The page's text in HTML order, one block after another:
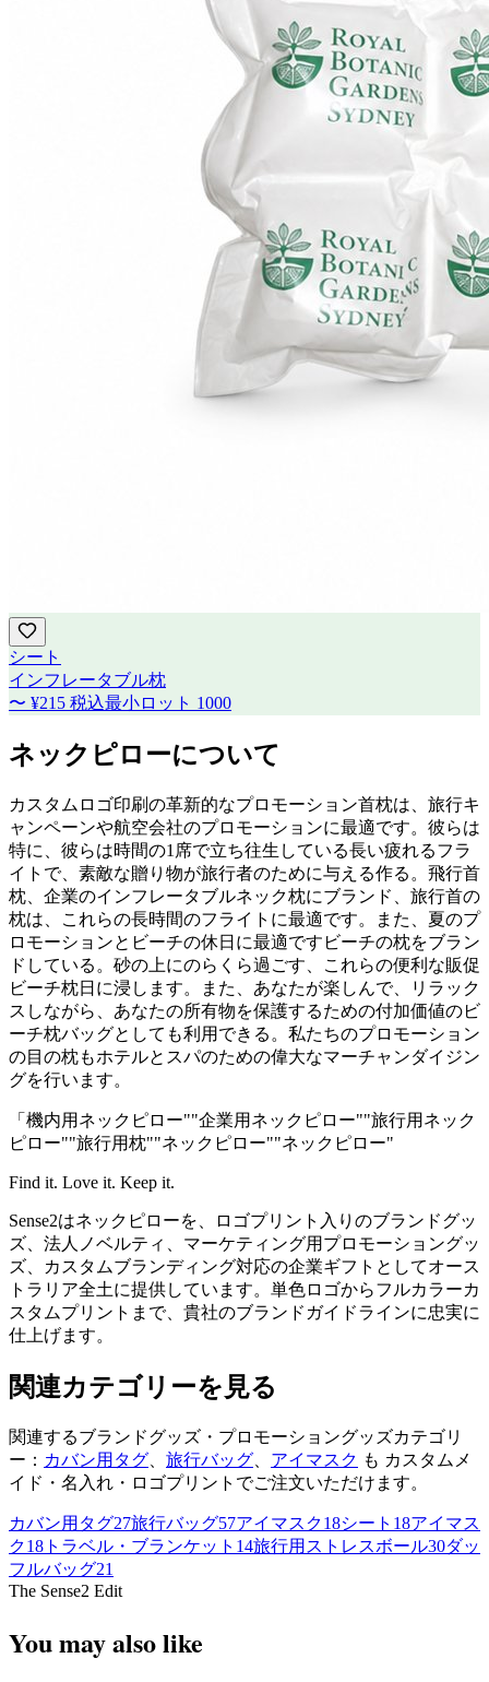
シート
インフレータブル枕
〜 ¥215 税込最小ロット 1000
ネックピローについて
カスタムロゴ印刷の革新的なプロモーション首枕は、旅行キ
ャンペーンや航空会社のプロモーションに最適です。彼らは
特に、彼らは時間の1席で立ち往生している長い疲れるフラ
イトで、素敵な贈り物が旅行者のために与える作る。飛行首
枕、企業のインフレータブルネック枕にブランド、旅行首の
枕は、これらの長時間のフライトに最適です。また、夏のプ
ロモーションとビーチの休日に最適ですビーチの枕をブラン
ドしている。砂の上にのらくら過ごす、これらの便利な販促
ビーチ枕日に浸します。また、あなたが楽しんで、リラック
スしながら、あなたの所有物を保護するための付加価値のビ
ーチ枕バッグとしても利用できる。私たちのプロモーション
の目の枕もホテルとスパのための偉大なマーチャンダイジン
グを行います。
「機内用ネックピロー""企業用ネックピロー""旅行用ネック
ピロー""旅行用枕""ネックピロー""ネックピロー"
Find it. Love it. Keep it.
Sense2はネックピローを、ロゴプリント入りのブランドグッ
ズ、法人ノベルティ、マーケティング用プロモーショングッ
ズ、カスタムブランディング対応の企業ギフトとしてオース
トラリア全土に提供しています。単色ロゴからフルカラーカ
スタムプリントまで、貴社のブランドガイドラインに忠実に
仕上げます。
関連カテゴリーを見る
関連するブランドグッズ・プロモーショングッズカテゴリ
ー： カバン用タグ 旅行バッグ アイマスク も カスタムメ
イド・名入れ・ロゴプリントでご注文いただけます。
カバン用タグ27旅行バッグ57アイマスク18シート 18アイマス
ク18 トラベル・ブランケット 14旅行用ストレスボール30ダッ
フルバッグ21
The Sense2 Edit
You may also like